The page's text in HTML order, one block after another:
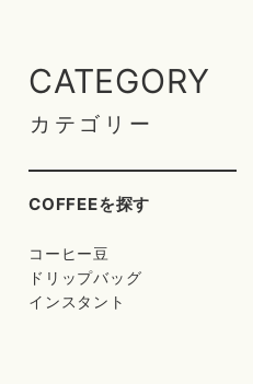
CATEGORY
カテゴリー
COFFEEを探す
コーヒー豆
ドリップバッグ
インスタント